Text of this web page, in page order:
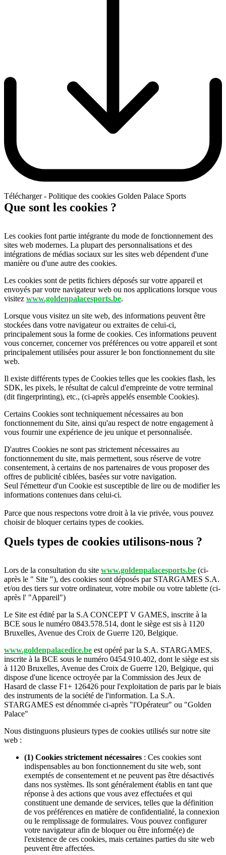
Télécharger - Politique des cookies Golden Palace Sports
Que sont les cookies ?
Les cookies font partie intégrante du mode de fonctionnement des
sites web modernes. La plupart des personnalisations et des
intégrations de médias sociaux sur les sites web dépendent d'une
manière ou d'une autre des cookies.
Les cookies sont de petits fichiers déposés sur votre appareil et
envoyés par votre navigateur web ou nos applications lorsque vous
visitez www.goldenpalacesports.be.
Lorsque vous visitez un site web, des informations peuvent être
stockées dans votre navigateur ou extraites de celui-ci,
principalement sous la forme de cookies. Ces informations peuvent
vous concerner, concerner vos préférences ou votre appareil et sont
principalement utilisées pour assurer le bon fonctionnement du site
web.
Il existe différents types de Cookies telles que les cookies flash, les
SDK, les pixels, le résultat de calcul d'empreinte de votre terminal
(dit fingerprinting), etc., (ci-après appelés ensemble Cookies).
Certains Cookies sont techniquement nécessaires au bon
fonctionnement du Site, ainsi qu'au respect de notre engagement à
vous fournir une expérience de jeu unique et personnalisée.
D'autres Cookies ne sont pas strictement nécessaires au
fonctionnement du site, mais permettent, sous réserve de votre
consentement, à certains de nos partenaires de vous proposer des
offres de publicité ciblées, basées sur votre navigation.
Seul l'émetteur d'un Cookie est susceptible de lire ou de modifier les
informations contenues dans celui-ci.
Parce que nous respectons votre droit à la vie privée, vous pouvez
choisir de bloquer certains types de cookies.
Quels types de cookies utilisons-nous ?
Lors de la consultation du site www.goldenpalacesports.be (ci-
après le " Site "), des cookies sont déposés par STARGAMES S.A.
et/ou des tiers sur votre ordinateur, votre mobile ou votre tablette (ci-
après l' "Appareil")
Le Site est édité par la S.A CONCEPT V GAMES, inscrite à la
BCE sous le numéro 0843.578.514, dont le siège est sis à 1120
Bruxelles, Avenue des Croix de Guerre 120, Belgique.
www.goldenpalacedice.be est opéré par la S.A. STARGAMES,
inscrite à la BCE sous le numéro 0454.910.402, dont le siège est sis
à 1120 Bruxelles, Avenue des Croix de Guerre 120, Belgique, qui
dispose d'une licence octroyée par la Commission des Jeux de
Hasard de classe F1+ 126426 pour l'exploitation de paris par le biais
des instruments de la société de l'information. La S.A.
STARGAMES est dénommée ci-après "l'Opérateur" ou "Golden
Palace"
Nous distinguons plusieurs types de cookies utilisés sur notre site
web :
(1) Cookies strictement nécessaires : Ces cookies sont
indispensables au bon fonctionnement du site web, sont
exemptés de consentement et ne peuvent pas être désactivés
dans nos systèmes. Ils sont généralement établis en tant que
réponse à des actions que vous avez effectuées et qui
constituent une demande de services, telles que la définition
de vos préférences en matière de confidentialité, la connexion
ou le remplissage de formulaires. Vous pouvez configurer
votre navigateur afin de bloquer ou être informé(e) de
l'existence de ces cookies, mais certaines parties du site web
peuvent être affectées.